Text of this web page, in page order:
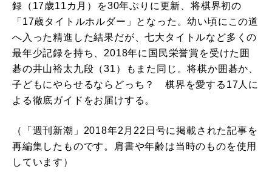
録（17歳11カ月）を30年ぶりに更新、将棋界初の
「17歳タイトルホルダー」となった。幼い頃にこの道
へ入った精進した結果だが、七大タイトルなど多くの
最年少記録を持ち、2018年に国民栄誉賞を受けた囲
碁の井山裕太九段（31）もまた同じ。将棋か囲碁か、
子どもにやらせるならどっち？ 棋界を愛する17人に
よる徹底ガイドをお届けする。
（「週刊新潮」2018年2月22日号に掲載された記事を
再編集したものです。肩書や年齢は当時のものを使用
しています）